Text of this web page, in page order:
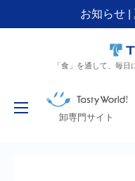
お知らせ
「食」を通して、毎
Tasty
World!卸専門サイト